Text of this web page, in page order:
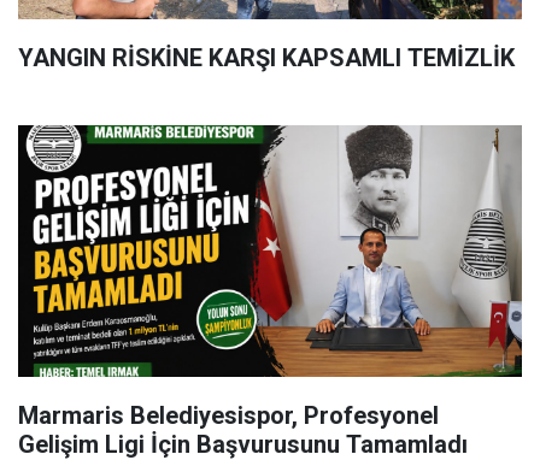
YANGIN RİSKİNE KARŞI KAPSAMLI TEMİZLİK
Marmaris Belediyesispor, Profesyonel
Gelişim Ligi İçin Başvurusunu Tamamladı